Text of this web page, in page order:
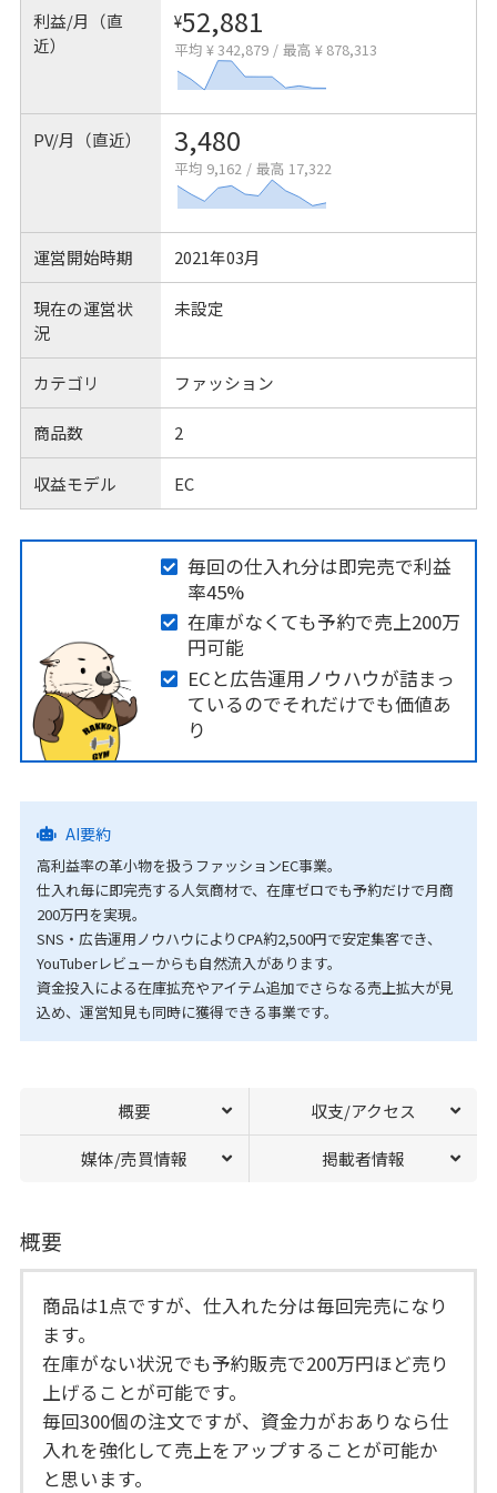
利益/月（直
近）
¥52,881
平均 ¥ 342,879 / 最高 ¥ 878,313
PV/月（直近） 3,480
平均 9,162 / 最高 17,322
運営開始時期 2021年03月
現在の運営状
況
未設定
カテゴリ ファッション
商品数 2
収益モデル EC
毎回の仕入れ分は即完売で利益
率45%
在庫がなくても予約で売上200万
円可能
ECと広告運用ノウハウが詰まっ
ているのでそれだけでも価値あ
り
AI要約
高利益率の革小物を扱うファッションEC事業。
仕入れ毎に即完売する人気商材で、在庫ゼロでも予約だけで月商
200万円を実現。
SNS・広告運用ノウハウによりCPA約2,500円で安定集客でき、
YouTuberレビューからも自然流入があります。
資金投入による在庫拡充やアイテム追加でさらなる売上拡大が見
込め、運営知見も同時に獲得できる事業です。
概要 収支/アクセス
媒体/売買情報 掲載者情報
概要
商品は1点ですが、仕入れた分は毎回完売になり
ます。
在庫がない状況でも予約販売で200万円ほど売り
上げることが可能です。
毎回300個の注文ですが、資金力がおありなら仕
入れを強化して売上をアップすることが可能か
と思います。